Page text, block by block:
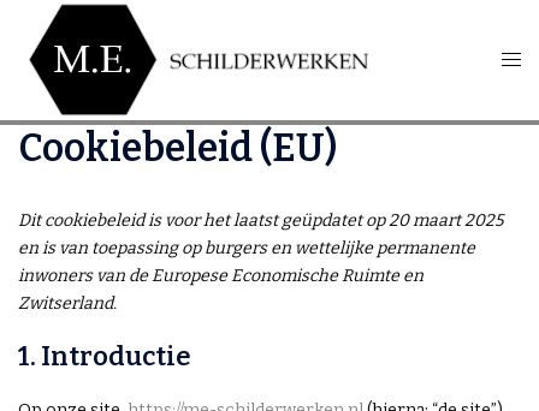
Cookiebeleid (EU)
Dit cookiebeleid is voor het laatst geüpdatet op 20 maart 2025
en is van toepassing op burgers en wettelijke permanente
inwoners van de Europese Economische Ruimte en
Zwitserland.
1. Introductie